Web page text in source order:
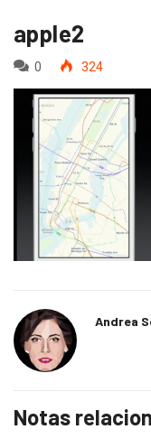
apple2
0 324
Andrea
Notas